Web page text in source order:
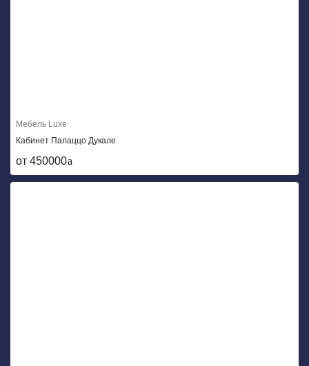
Мебель Luxe
Кабинет Палаццо Дукале
от 450000